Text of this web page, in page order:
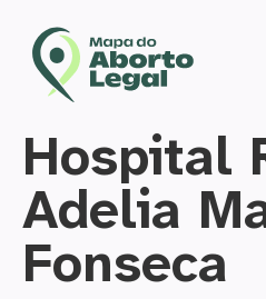
Hospital
Adelia
Fonseca